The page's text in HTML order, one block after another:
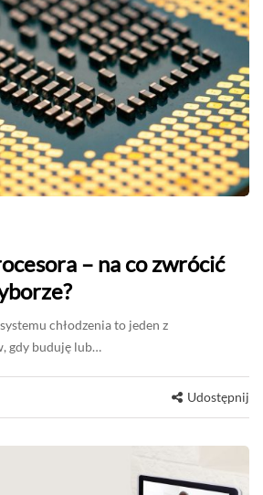
– na co zwrócić
chłodzenia to jeden z
gdy buduję lub…
Udostępnij